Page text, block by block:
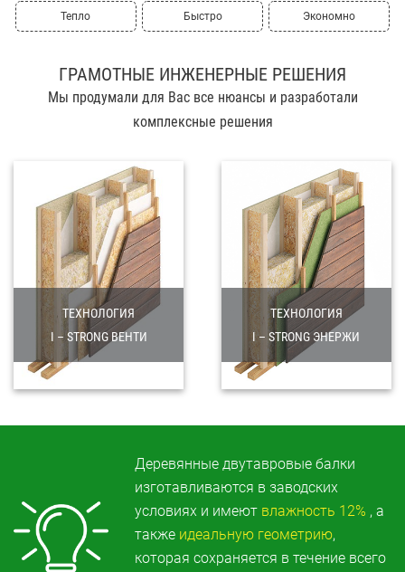
Тепло Быстро Экономно
ГРАМОТНЫЕ ИНЖЕНЕРНЫЕ РЕШЕНИЯ
Мы продумали для Вас все нюансы и разработали
комплексные решения
ТЕХНОЛОГИЯ
I – STRONG ВЕНТИ
ТЕХНОЛОГИЯ
I – STRONG ЭНЕРЖИ
Деревянные двутавровые балки
изготавливаются в заводских
условиях и имеют влажность 12% , а
также идеальную геометрию,
которая сохраняется в течение всего